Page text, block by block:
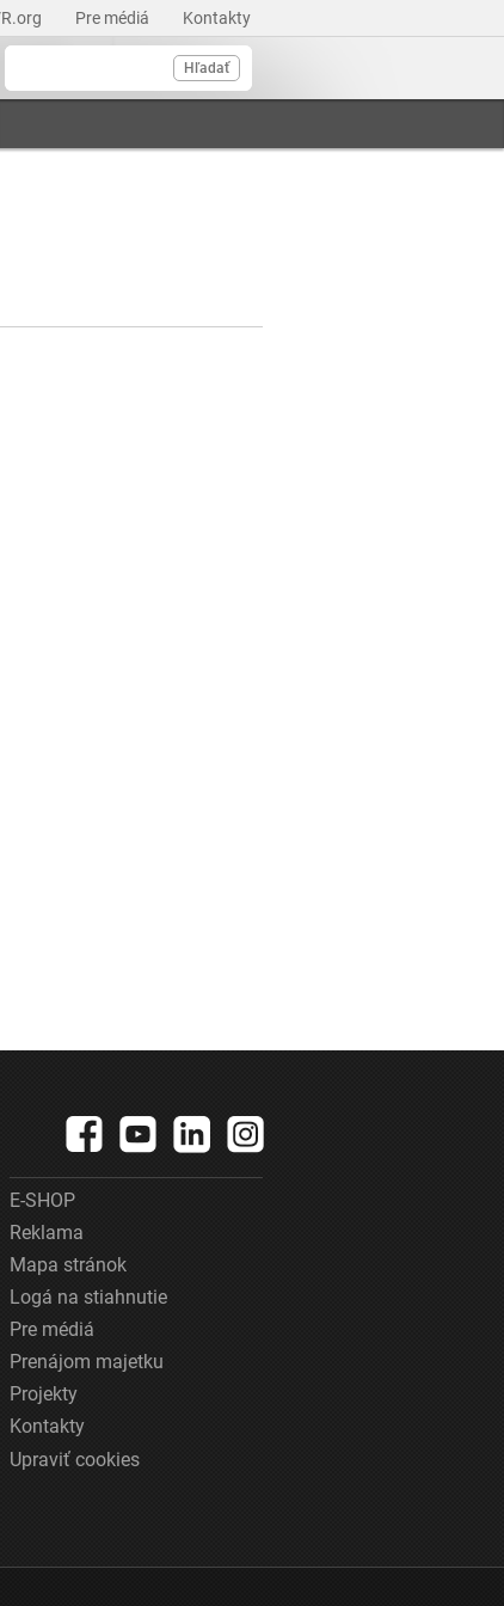
Pre médiá Kontakty
Hľadať
E-SHOP
Reklama
Mapa stránok
Logá na stiahnutie
Pre médiá
Prenájom majetku
Projekty
Kontakty
Upraviť cookies